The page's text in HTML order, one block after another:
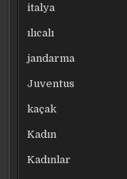
italya
ılıcalı
jandarma
Juventus
kaçak
Kadın
Kadınlar